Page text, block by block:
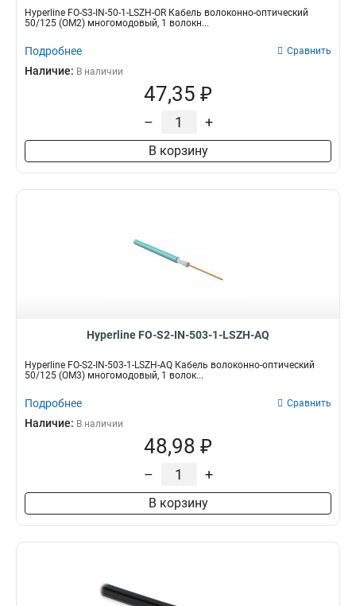
Hyperline FO-S3-IN-50-1-LSZH-OR Кабель волоконно-оптический
50/125 (OM2) многомодовый, 1 волокн...
Подробнее Сравнить
Наличие: В наличии
47,35 ₽
– +
В корзину
Hyperline FO-S2-IN-503-1-LSZH-AQ
Hyperline FO-S2-IN-503-1-LSZH-AQ Кабель волоконно-оптический
50/125 (OM3) многомодовый, 1 волок...
Подробнее Сравнить
Наличие: В наличии
48,98 ₽
– +
В корзину